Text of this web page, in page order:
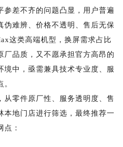
参差不齐的问题凸显，用户普遍
难辨、价格不透明、售后无保
这类高端机型，换屏需求占比
厂品质，又不愿承担官方高昂的
境中，亟需兼具技术专业度、服
从零件原厂性、服务透明度、售
本地门店进行筛选，最终推荐一
点：